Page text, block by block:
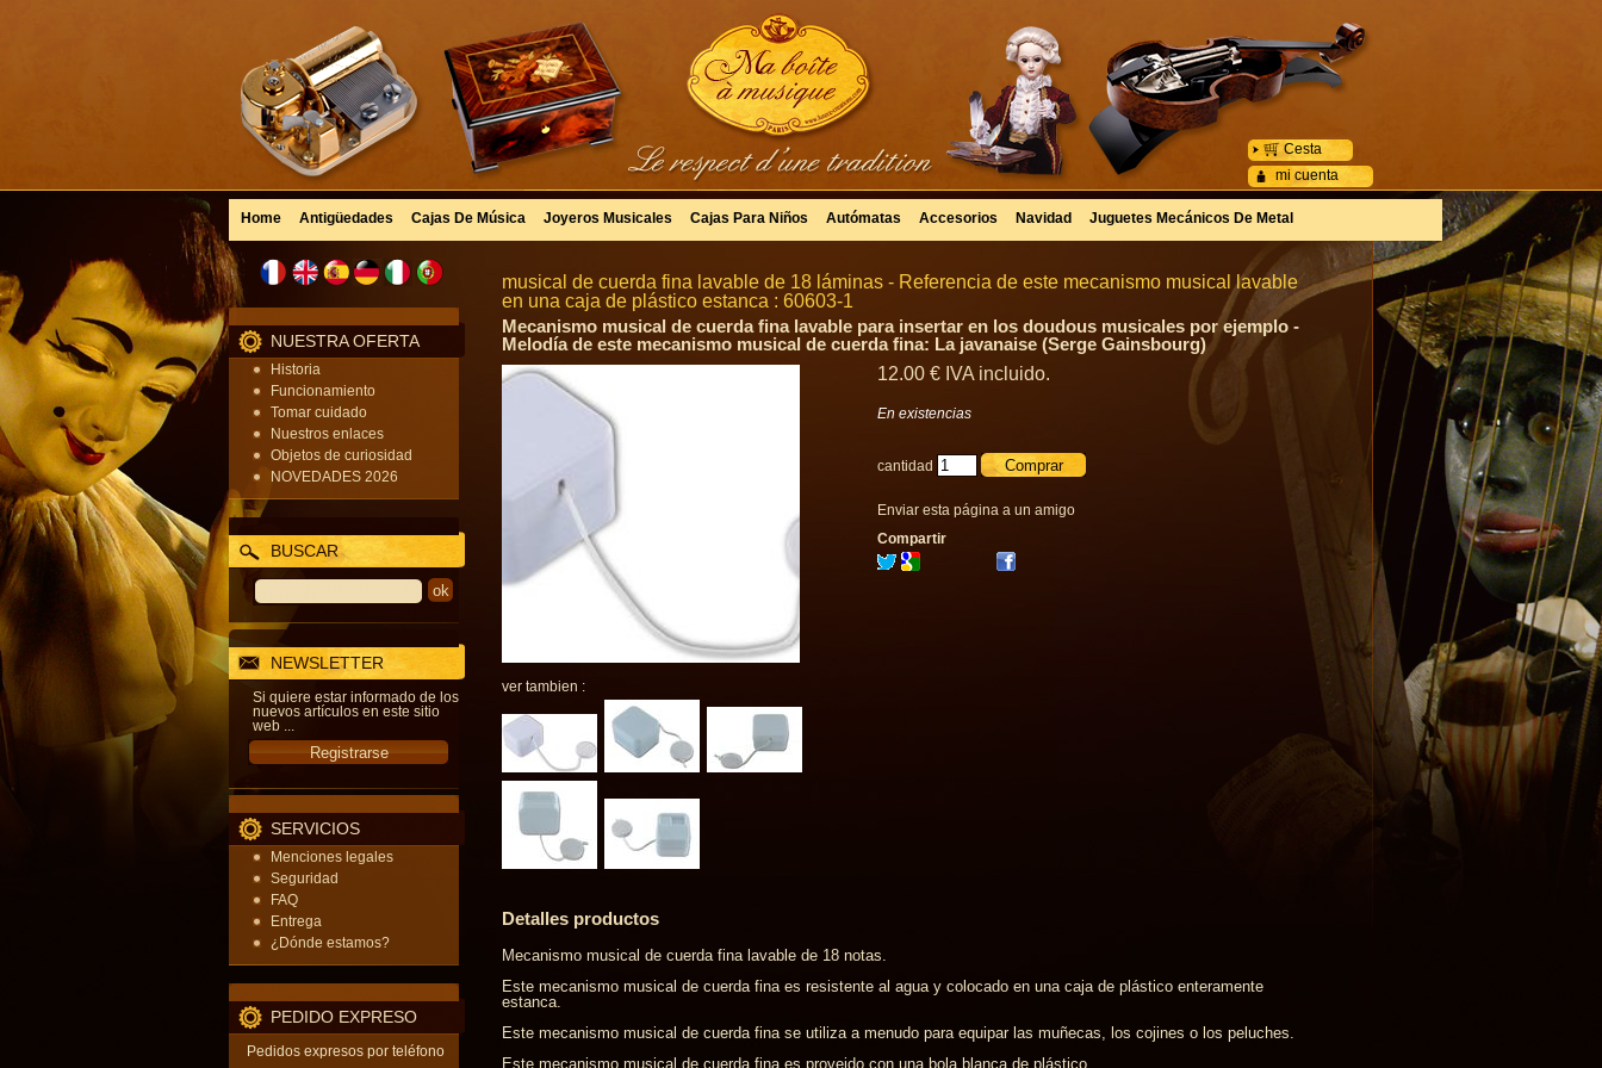
mi cuenta
Cesta
Home Antigüedades Cajas De Música Joyeros Musicales Cajas Para Niños Autómatas Accesorios Navidad Juguetes Mecánicos De Metal
NUESTRA OFERTA
Historia
Funcionamiento
Tomar cuidado
Nuestros enlaces
Objetos de curiosidad
NOVEDADES 2026
BUSCAR
NEWSLETTER
Si quiere estar informado de los
nuevos artículos en este sitio
web ...
SERVICIOS
Menciones legales
Seguridad
FAQ
Entrega
¿Dónde estamos?
PEDIDO EXPRESO
Pedidos expresos por teléfono
musical de cuerda fina lavable de 18 láminas - Referencia de este mecanismo musical lavable
en una caja de plástico estanca : 60603-1
Mecanismo musical de cuerda fina lavable para insertar en los doudous musicales por ejemplo -
Melodía de este mecanismo musical de cuerda fina: La javanaise (Serge Gainsbourg)
ver tambien :
12.00 € IVA incluido.
En existencias
cantidad
Enviar esta página a un amigo
Compartir
Detalles productos
Mecanismo musical de cuerda fina lavable de 18 notas.
Este mecanismo musical de cuerda fina es resistente al agua y colocado en una caja de plástico enteramente
estanca.
Este mecanismo musical de cuerda fina se utiliza a menudo para equipar las muñecas, los cojines o los peluches.
Este mecanismo musical de cuerda fina es proveido con una bola blanca de plástico.